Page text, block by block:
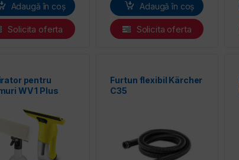
Adaugă în coș
Solicita oferta
Adaugă în coș
Solicita oferta
pentru
WV 1 Plus
Furtun flexibil Kärcher
C35